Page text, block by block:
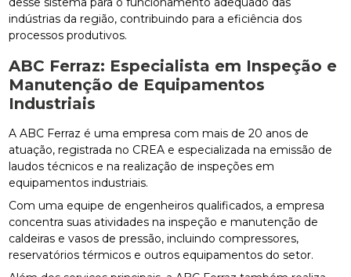
indústrias da região, contribuindo para a eficiência dos
processos produtivos.
ABC Ferraz: Especialista em Inspeção e
Manutenção de Equipamentos
Industriais
A ABC Ferraz é uma empresa com mais de 20 anos de
atuação, registrada no CREA e especializada na emissão de
laudos técnicos e na realização de inspeções em
equipamentos industriais.
Com uma equipe de engenheiros qualificados, a empresa
concentra suas atividades na inspeção e manutenção de
caldeiras e vasos de pressão, incluindo compressores,
reservatórios térmicos e outros equipamentos do setor.